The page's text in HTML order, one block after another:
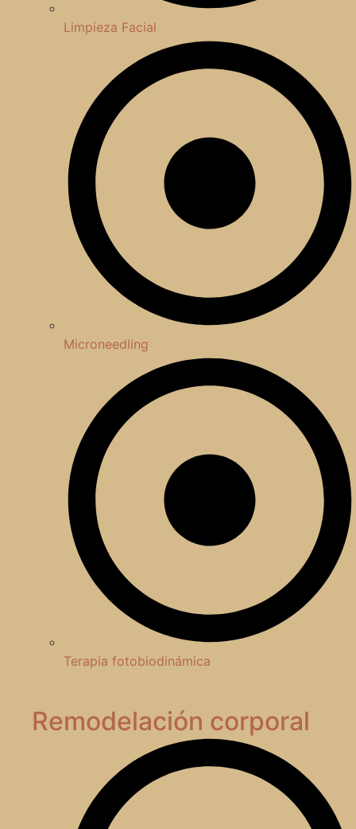
Limpieza Facial
Microneedling
Terapia fotobiodinámica
Remodelación corporal